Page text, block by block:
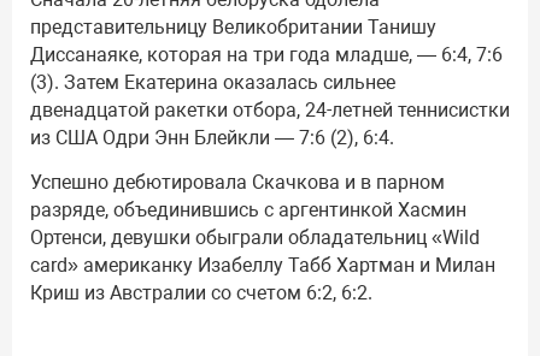
представительницу Великобритании Танишу
Диссанаяке, которая на три года младше, — 6:4, 7:6
(3). Затем Екатерина оказалась сильнее
двенадцатой ракетки отбора, 24-летней теннисистки
из США Одри Энн Блейкли — 7:6 (2), 6:4.
Успешно дебютировала Скачкова и в парном
разряде, объединившись с аргентинкой Хасмин
Ортенси, девушки обыграли обладательниц «Wild
card» американку Изабеллу Табб Хартман и Милан
Криш из Австралии со счетом 6:2, 6:2.